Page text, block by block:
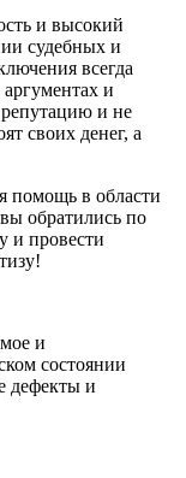
и высокий
судебных и
всегда
и
и не
своих денег, а
помощь в области
обратились по
и провести
и
состоянии
дефекты и